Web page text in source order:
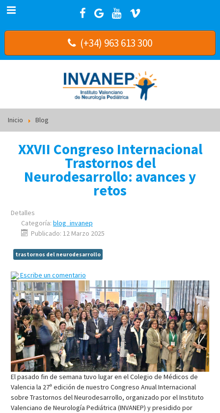
(+34) 963 613 300
Inicio Blog
XXVII Congreso Internacional
Trastornos del
Neurodesarrollo: avances y
retos
Detalles
Categoría: blog_invanep
Publicado: 12 Marzo 2025
trastornos del neurodesarrollo
Escribe un comentario
El pasado fin de semana tuvo lugar en el Colegio de Médicos de
Valencia la 27ª edición de nuestro Congreso Anual Internacional
sobre Trastornos del Neurodesarrollo, organizado por el Instituto
Valenciano de Neurología Pediátrica (INVANEP) y presidido por